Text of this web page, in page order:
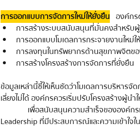
การออกแบบการจัดการใหม่ให้ยั่งยืน องค์กร
การสร้างระบบสนับสนุนที่มั่นคงสำหรับ
การออกแบบโมเดลการกระจายงานใหม่
การลงทุนในทรัพยากรด้านสุขภาพจิตข
การสร้างโครงสร้างการจัดการที่ยั่งยืน
ข้อมูลเหล่านี้ชี้ให้เห็นชัดว่าโมเดลการบริหา
เลี่ยงไม่ได้ องค์กรควรเริ่มปรับโครงสร้างผู้น
Leadership ที่มีประสบการณ์และความเข้า